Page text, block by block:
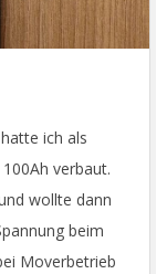
ich als
verbaut.
wollte dann
beim
Moverbetrieb